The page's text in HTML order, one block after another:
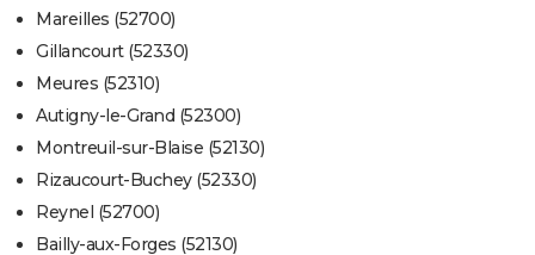
Mareilles (52700)
Gillancourt (52330)
Meures (52310)
Autigny-le-Grand (52300)
Montreuil-sur-Blaise (52130)
Rizaucourt-Buchey (52330)
Reynel (52700)
Bailly-aux-Forges (52130)